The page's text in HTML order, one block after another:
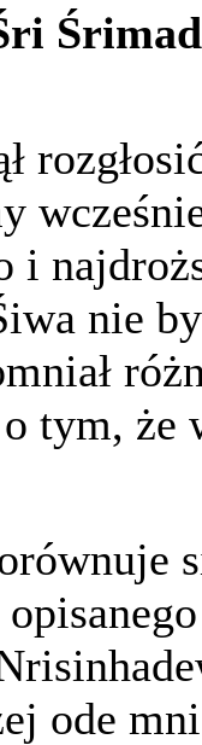
i
nie
tym, że
ode